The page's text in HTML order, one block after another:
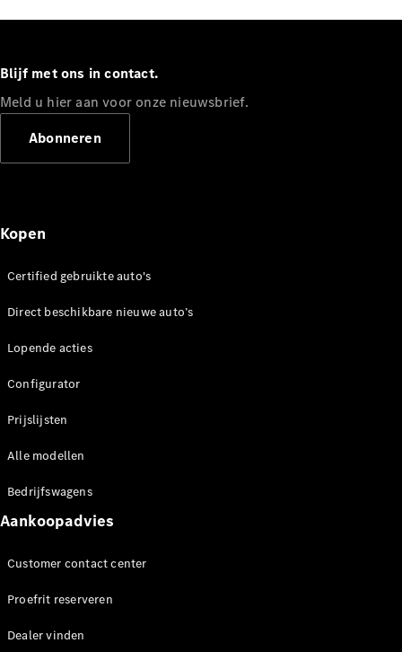
Elektrisch
Limousine
E-Klasse
Limousine
S-Klasse
Lang
Mercedes-
SUV
Alle SUVs
EQE
EQS
Mercedes-
EQS SUV
GLA
Blijf met ons in contact.
Meld u hier aan voor onze nieuwsbrief.
Abonneren
Kopen
Certified gebruikte auto's
Direct beschikbare nieuwe auto’s
Lopende acties
Configurator
Prijslijsten
Alle modellen
Bedrijfswagens
Aankoopadvies
Customer contact center
Proefrit reserveren
Dealer vinden